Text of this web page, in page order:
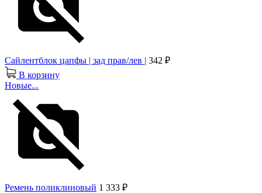
Сайлентблок цапфы | зад прав/лев | 342 ₽
В корзину
Новые...
Ремень поликлиновый 1 333 ₽